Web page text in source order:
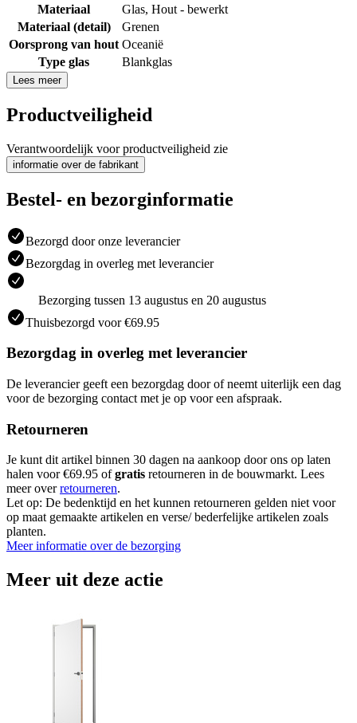
Materiaal
Glas, Hout - bewerkt
Materiaal (detail)
Grenen
Oorsprong van hout Oceanië
Type glas
Blankglas
Lees meer
Productveiligheid
Verantwoordelijk voor productveiligheid zie
informatie over de fabrikant
Bestel- en bezorginformatie
Bezorgd door onze leverancier
Bezorgdag in overleg met leverancier
Bezorging tussen 13 augustus en 20 augustus
Thuisbezorgd voor €69.95
Bezorgdag in overleg met leverancier
De leverancier geeft een bezorgdag door of neemt uiterlijk een dag
voor de bezorging contact met je op voor een afspraak.
Retourneren
Je kunt dit artikel binnen 30 dagen na aankoop door ons op laten
halen voor €69.95 ofgratis retourneren in de bouwmarkt. Lees
meer overretourneren.
Let op: De bedenktijd en het kunnen retourneren gelden niet voor
op maat gemaakte artikelen en verse/ bederfelijke artikelen zoals
planten.
Meer informatie over de bezorging
Meer uit deze actie